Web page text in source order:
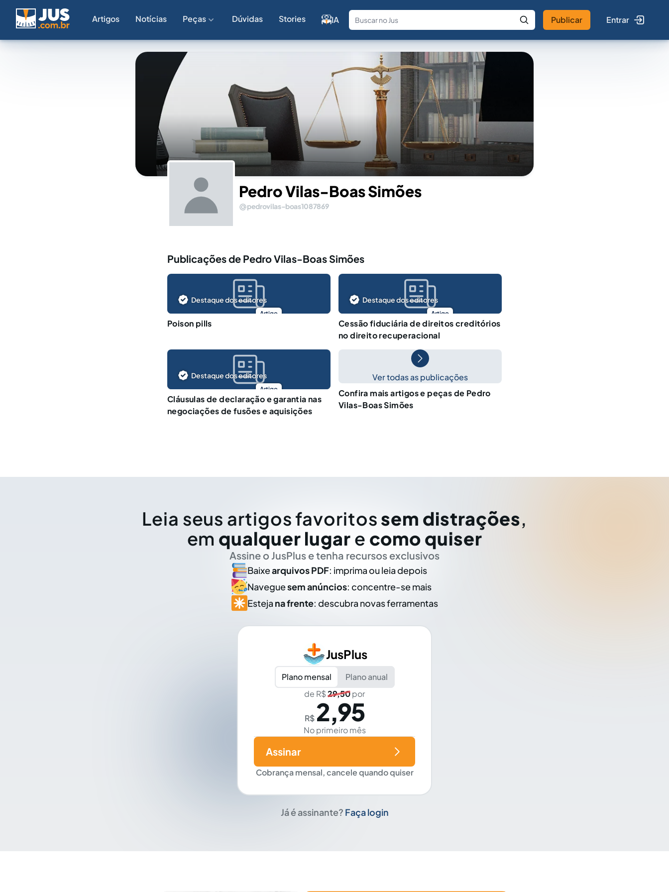
Artigos Notícias Peças Dúvidas Stories IA
Fale com a IA Buscar no Jus
Publicar Entrar
Pedro Vilas-Boas Simões
pedrovilas-boas1087869
Publicações de Pedro Vilas-Boas Simões
Artigo
Destaque dos editores
Poison pills
Artigo
Destaque dos editores
Cessão fiduciária de direitos creditórios
no direito recuperacional
Artigo
Destaque dos editores
Cláusulas de declaração e garantia nas
negociações de fusões e aquisições
Ver todas as publicações
Confira mais artigos e peças de Pedro
Vilas-Boas Simões
Leia seus artigos favoritos sem distrações,
em qualquer lugar e como quiser
Assine o JusPlus e tenha recursos exclusivos
Baixearquivos PDF: imprima ou leia depois
Naveguesem anúncios: concentre-se mais
Esteja na frente: descubra novas ferramentas
JusPlus
Plano mensal
Plano anual
de R$29,50por
R$ 2,95
No primeiro mês
Cobrança mensal, cancele quando quiser
Assinar
Já é assinante? Faça login